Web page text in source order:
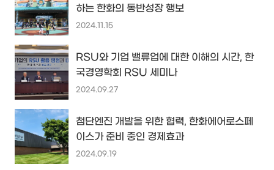
하는 한화의 동반성장 행보
2024.11.15
RSU와 기업 밸류업에 대한 이해의 시간, 한
국경영학회 RSU 세미나
2024.09.27
첨단엔진 개발을 위한 협력, 한화에어로스페
이스가 준비 중인 경제효과
2024.09.19